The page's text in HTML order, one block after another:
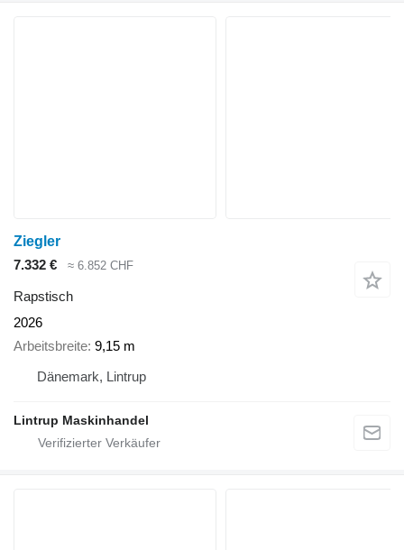
Ziegler
7.332 €
≈ 6.852 CHF
Rapstisch
2026
Arbeitsbreite 9,15 m
Dänemark, Lintrup
Lintrup Maskinhandel